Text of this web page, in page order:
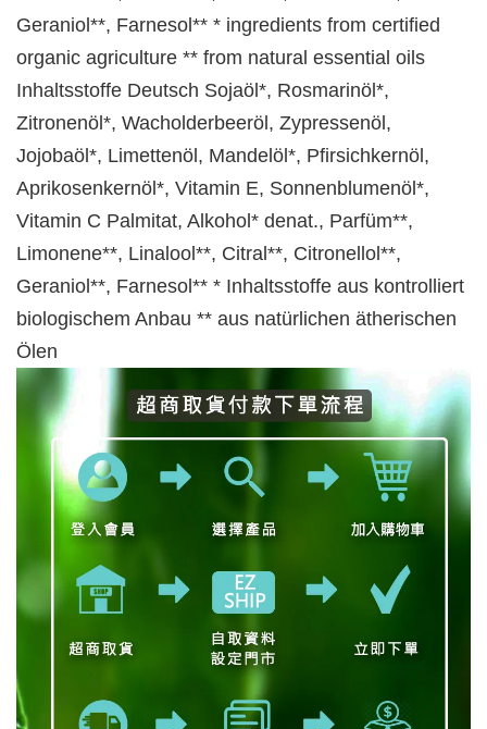
Geraniol**, Farnesol** * ingredients from certified
organic agriculture ** from natural essential oils
Inhaltsstoffe Deutsch Sojaöl*, Rosmarinöl*,
Zitronenöl*, Wacholderbeeröl, Zypressenöl,
Jojobaöl*, Limettenöl, Mandelöl*, Pfirsichkernöl,
Aprikosenkernöl*, Vitamin E, Sonnenblumenöl*,
Vitamin C Palmitat, Alkohol* denat., Parfüm**,
Limonene**, Linalool**, Citral**, Citronellol**,
Geraniol**, Farnesol** * Inhaltsstoffe aus kontrolliert
biologischem Anbau ** aus natürlichen ätherischen
Ölen